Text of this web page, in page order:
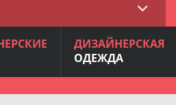
ДИЗАЙНЕРСКАЯ
ОДЕЖДА